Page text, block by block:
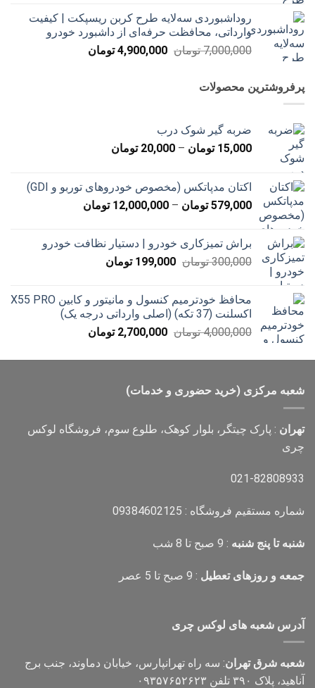
7,000,000 تومان
بود.
4,900,000 تومان
است.
روداشبوردی سه‌لایه طرح کربن ریسپکت | کیفیت
وارداتی، محافظت حرفه‌ای از داشبورد خودرو
7,000,000 تومان قیمت
4,900,000 تومانقیمت
پرفروشترین محصولات
ضربه گیر شوک درب
15,000 تومان –
20,000 تومان
تا
20,000 تومان
اکتان مدپاتکس (مخصوص خودروهای توربو و GDI)
579,000 تومان –
12,000,000 تومان
تا
براش تمیزکاری خودرو | دستیار نظافت خودرو
300,000 تومان قیمت
بود.
199,000 تومانقیمت
است.
محافظ خودترمیم کنسول و مانیتور و کابین X55 PRO
اکسلنت (37 تکه) (اصلی وارداتی درجه یک)
4,000,000 تومان قیمت
4,000,000 تومان
2,700,000 تومانقیمت
2,700,000 تومان
شعبه مرکزی (خرید حضوری و خدمات)
تهران : پارک چیتگر، بلوار کوهک، طلوع سوم، فروشگاه لوکس
چری
021-82808933
شماره مستقیم فروشگاه : 09384602125
شنبه تا پنج شنبه : 9 صبح تا 8 شب
جمعه و روزهای تعطیل : 9 صبح تا 5 عصر
آدرس شعبه های لوکس چری
شعبه شرق تهران: سه راه تهرانپارس، خیابان دماوند، جنب برج
آناهید، پلاک ۳۹۰ تلفن ۰۹۳۵۷۶۵۲۶۲۳